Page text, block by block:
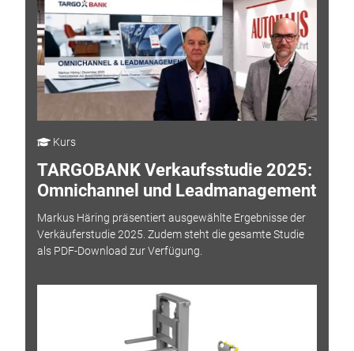
Kurs
TARGOBANK Verkaufsstudie 2025:
Omnichannel und Leadmanagement
Markus Häring präsentiert ausgewählte Ergebnisse der
Verkäuferstudie 2025. Zudem steht die gesamte Studie
als PDF-Download zur Verfügung.